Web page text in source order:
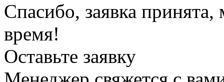
Спасибо, заявка
время!
Оставьте заявку